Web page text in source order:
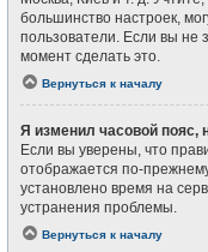
большинство настроек,
пользователи. Если вы не
момент сделать это.
Вернуться к началу
Я изменил часовой пояс,
Если вы уверены, что
отображается по-
установлено время на
устранения проблемы.
Вернуться к началу